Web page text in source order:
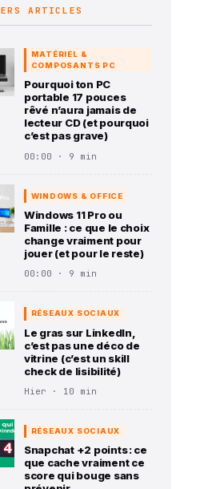
ARTICLES
MATÉRIEL &
COMPOSANTS PC
Pourquoi ton PC
portable 17 pouces
rêvé n’aura jamais de
lecteur CD (et pourquoi
c’est pas grave)
00:00 · 9 min
WINDOWS & OFFICE
Windows 11 Pro ou
Famille : ce que le choix
change vraiment pour
jouer (et pour le reste)
00:00 · 9 min
RÉSEAUX SOCIAUX
Le gras sur LinkedIn,
c’est pas une déco de
vitrine (c’est un skill
check de lisibilité)
Hier · 10 min
RÉSEAUX SOCIAUX
Snapchat +2 points : ce
que cache vraiment ce
score qui bouge sans